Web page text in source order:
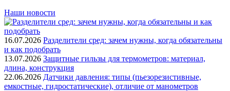
Наши новости
16.07.2026 Разделители сред: зачем нужны, когда обязательны
и как подобрать
13.07.2026 Защитные гильзы для термометров: материал,
длина, конструкция
22.06.2026 Датчики давления: типы (пьезорезистивные,
емкостные, гидростатические), отличие от манометров